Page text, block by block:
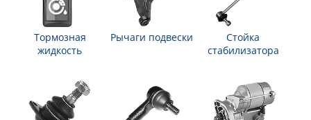
Тормозная
жидкость
Рычаги подвески
Стойка
стабилизатора